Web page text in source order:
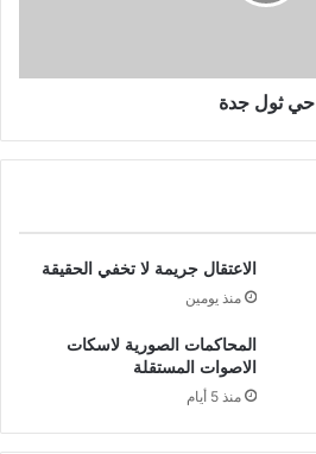
حي ثول جدة
الاعتقال جريمة لا تخفي الحقيقة
منذ يومين
المحاكمات الصورية لاسكات
الاصوات المستقلة
منذ 5 أيام